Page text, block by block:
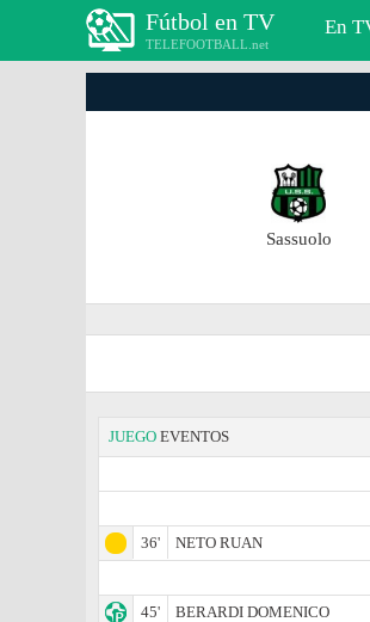
Fútbol en TV
TELEFOOTBALL.net
En
Sassuolo
JUEGO EVENTOS
36'
NETO RUAN
45'
BERARDI DOMENICO